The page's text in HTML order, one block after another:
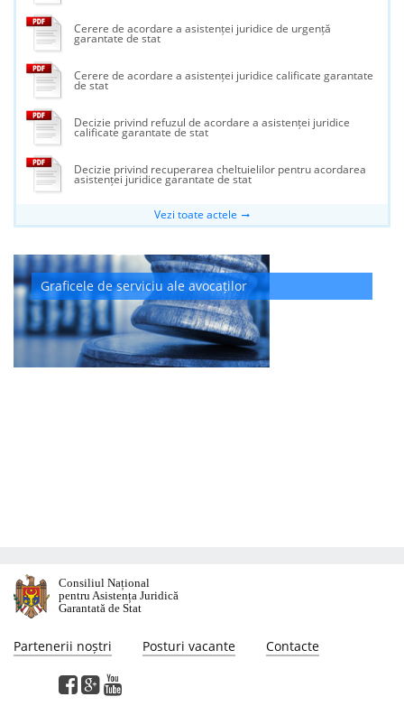
Cerere de acordare a asistenței juridice de urgență
garantate de stat
Cerere de acordare a asistenței juridice calificate garantate
de stat
Decizie privind refuzul de acordare a asistenței juridice
calificate garantate de stat
Decizie privind recuperarea cheltuielilor pentru acordarea
asistenței juridice garantate de stat
Vezi toate actele
Graficele de serviciu ale avocaților
Consiliul Național
pentru Asistența Juridică
Garantată de Stat
Partenerii noștri Posturi vacante Contacte